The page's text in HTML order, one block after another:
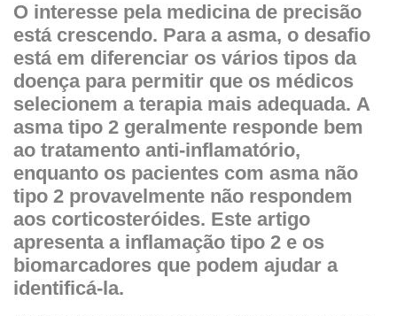
O interesse pela medicina de precisão
está crescendo. Para a asma, o desafio
está em diferenciar os vários tipos da
doença para permitir que os médicos
selecionem a terapia mais adequada. A
asma tipo 2 geralmente responde bem
ao tratamento anti-inflamatório,
enquanto os pacientes com asma não
tipo 2 provavelmente não respondem
aos corticosteróides. Este artigo
apresenta a inflamação tipo 2 e os
biomarcadores que podem ajudar a
identificá-la.